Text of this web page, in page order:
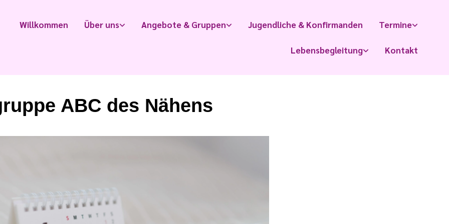
Willkommen Über uns Angebote & Gruppen Jugendliche & Konfirmanden Termine
Lebensbegleitung Kontakt
ABC des Nähens